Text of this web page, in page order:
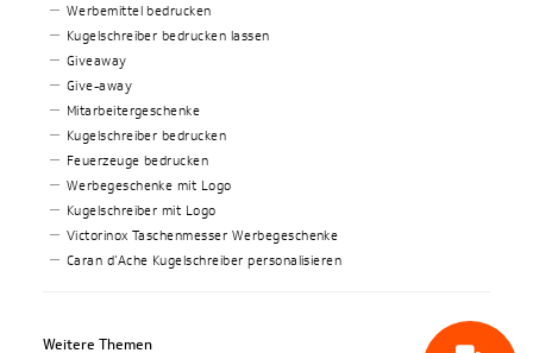
Werbemittel bedrucken
Kugelschreiber bedrucken lassen
Giveaway
Give-away
Mitarbeitergeschenke
Kugelschreiber bedrucken
Feuerzeuge bedrucken
Werbegeschenke mit Logo
Kugelschreiber mit Logo
Victorinox Taschenmesser Werbegeschenke
Caran d’Ache Kugelschreiber personalisieren
Weitere Themen